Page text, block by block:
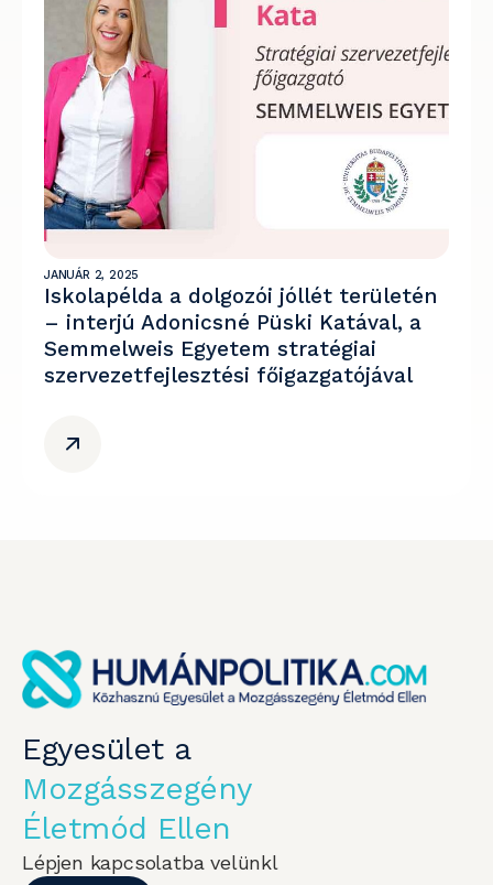
JANUÁR 2, 2025
Iskolapélda a dolgozói jóllét területén
– interjú Adonicsné Püski Katával, a
Semmelweis Egyetem stratégiai
szervezetfejlesztési főigazgatójával
Egyesület a
Mozgásszegény
Életmód Ellen
Lépjen kapcsolatba velünkl